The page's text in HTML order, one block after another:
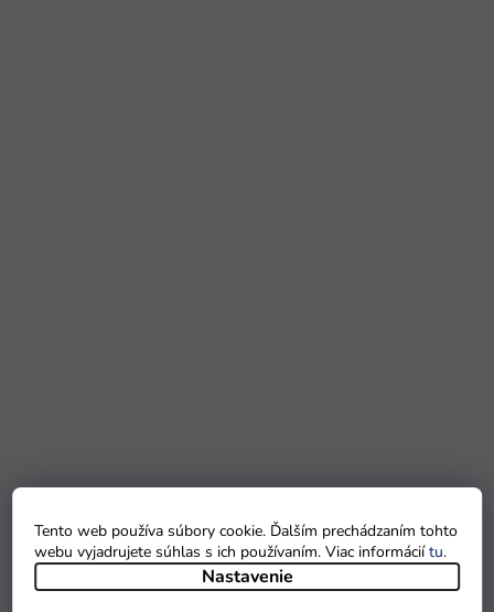
Tento web používa súbory cookie. Ďalším prechádzaním tohto
webu vyjadrujete súhlas s ich používaním. Viac informáciítu.
Nastavenie